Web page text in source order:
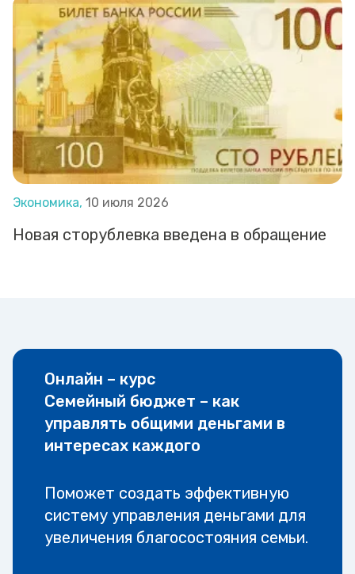
Экономика, 10 июля 2026
Новая сторублевка введена в обращение
Онлайн – курс
Семейный бюджет – как
управлять общими деньгами в
интересах каждого
Поможет создать эффективную
систему управления деньгами для
увеличения благосостояния семьи.